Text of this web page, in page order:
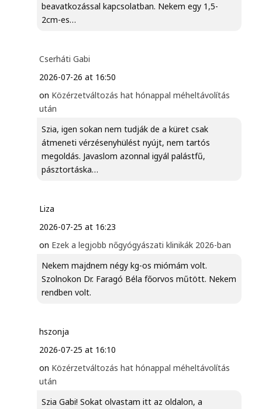
beavatkozással kapcsolatban. Nekem egy 1,5-
2cm-es…
Cserháti Gabi
2026-07-26 at 16:50
on Közérzetváltozás hat hónappal méheltávolítás
után
Szia, igen sokan nem tudják de a küret csak
átmeneti vérzésenyhülést nyújt, nem tartós
megoldás. Javaslom azonnal igyál palástfű,
pásztortáska…
Liza
2026-07-25 at 16:23
on Ezek a legjobb nőgyógyászati klinikák 2026-ban
Nekem majdnem négy kg-os miómám volt.
Szolnokon Dr. Faragó Béla főorvos műtött. Nekem
rendben volt.
hszonja
2026-07-25 at 16:10
on Közérzetváltozás hat hónappal méheltávolítás
után
Szia Gabi! Sokat olvastam itt az oldalon, a